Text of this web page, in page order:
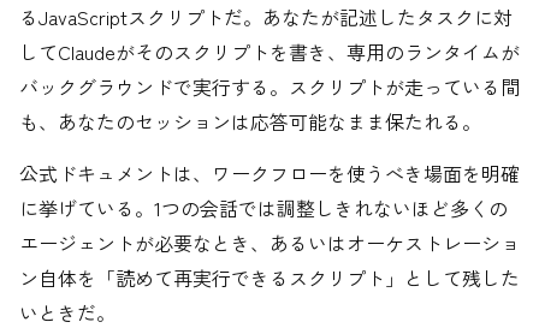
るJavaScriptスクリプトだ。あなたが記述したタスクに対
してClaudeがそのスクリプトを書き、専用のランタイムが
バックグラウンドで実行する。スクリプトが走っている間
も、あなたのセッションは応答可能なまま保たれる。
公式ドキュメントは、ワークフローを使うべき場面を明確
に挙げている。1つの会話では調整しきれないほど多くの
エージェントが必要なとき、あるいはオーケストレーショ
ン自体を「読めて再実行できるスクリプト」として残した
いときだ。